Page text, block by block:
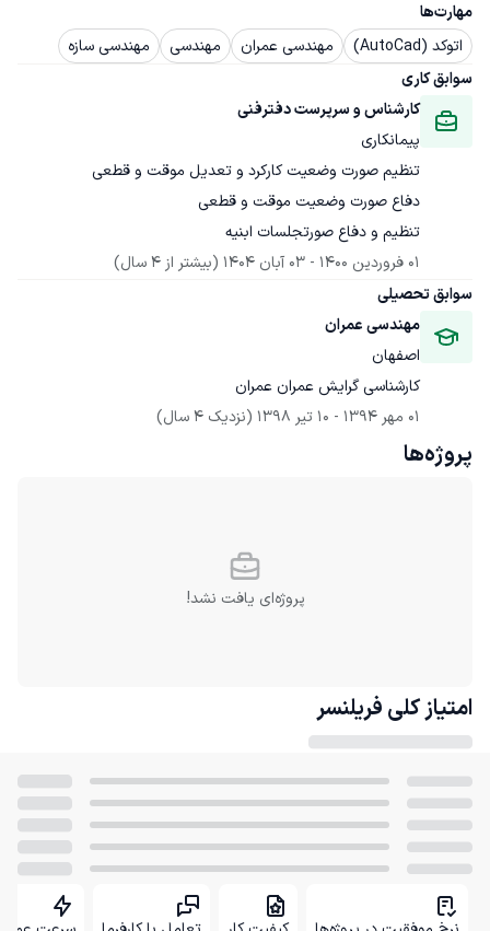
مهارت‌ها
اتوکد (AutoCad)
مهندسی عمران مهندسی
مهندسی سازه
سوابق کاری
کارشناس و سرپرست دفترفنی
پیمانکاری
تنظیم و دفاع صورتجلسات ابنیه
01 فروردین 1400
- 03 آبان 1404
(بیشتر از 4 سال)
سوابق تحصیلی
مهندسی عمران
اصفهان
کارشناسی گرایش عمران عمران
01 مهر 1394
- 10 تیر 1398 (نزدیک 4 سال)
پروژه‌ها
پروژه‌ای یافت نشد!
امتیاز کلی فریلنسر